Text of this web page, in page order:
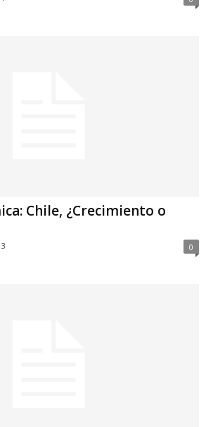
Chile, ¿Crecimiento o
0